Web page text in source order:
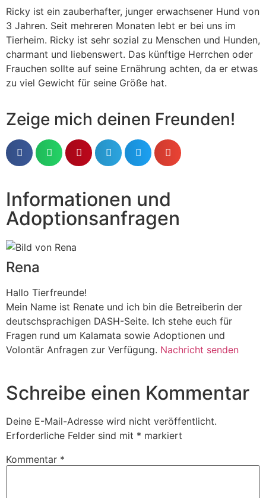
Ricky ist ein zauberhafter, junger erwachsener Hund von
3 Jahren. Seit mehreren Monaten lebt er bei uns im
Tierheim. Ricky ist sehr sozial zu Menschen und Hunden,
charmant und liebenswert. Das künftige Herrchen oder
Frauchen sollte auf seine Ernährung achten, da er etwas
zu viel Gewicht für seine Größe hat.
Zeige mich deinen Freunden!
Informationen und
Adoptionsanfragen
Rena
Hallo Tierfreunde!
Mein Name ist Renate und ich bin die Betreiberin der
deutschsprachigen DASH-Seite. Ich stehe euch für
Fragen rund um Kalamata sowie Adoptionen und
Volontär Anfragen zur Verfügung. Nachricht senden
Schreibe einen Kommentar
Deine E-Mail-Adresse wird nicht veröffentlicht.
Erforderliche Felder sind mit * markiert
Kommentar *